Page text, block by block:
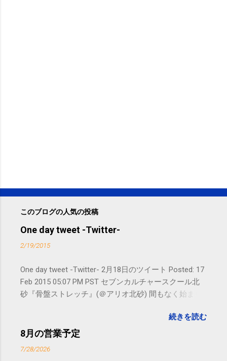
このブログの人気の投稿
One day tweet -Twitter-
2/19/2015
One day tweet -Twitter- 2月18日のツイート Posted: 17
Feb 2015 05:07 PM PST セブンカルチャースクール北
砂『骨盤ストレッチ』(＠アリオ北砂) 間もなく始まり
subscribed to email updates from サクマフィジカルコ
ンディショニング(@SPCstyle) - Twilog To stop
Email delivery powered by Google Google Inc., 1600
続きを読む
8月の営業予定
7/28/2026